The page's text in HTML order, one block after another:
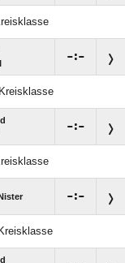
:
:
: